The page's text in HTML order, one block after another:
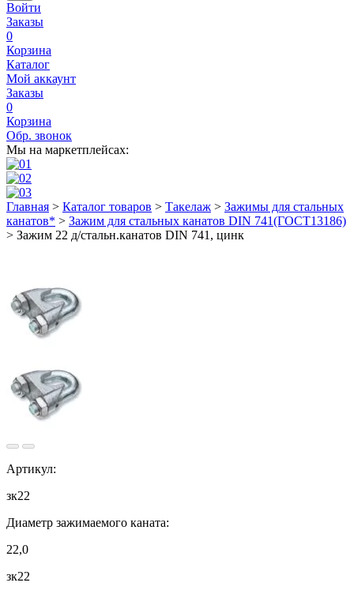
Войти
Заказы
0
Корзина
Каталог
Мой аккаунт
Заказы
0
Корзина
Обр. звонок
Мы на маркетплейсах:
Главная > Каталог товаров > Такелаж > Зажимы для стальных
канатов* > Зажим для стальных канатов DIN 741(ГОСТ13186)
> Зажим 22 д/стальн.канатов DIN 741, цинк
Артикул:
зк22
Диаметр зажимаемого каната:
22,0
зк22